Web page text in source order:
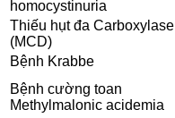
homocystinuria
Thiếu hụt đa Carboxylase
(MCD)
Bệnh Krabbe
Bệnh cường toan
Methylmalonic acidemia